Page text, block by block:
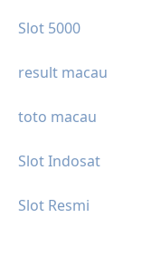
Slot 5000
result macau
toto macau
Slot Indosat
Slot Resmi